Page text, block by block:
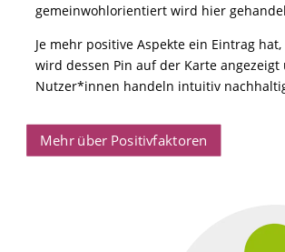
gemeinwohlorientiert wird hier
Je mehr positive Aspekte ein Eintrag
wird dessen Pin auf der Karte
Nutzer*innen handeln intuitiv
Mehr über Positivfaktoren